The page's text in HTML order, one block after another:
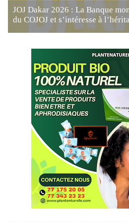
JOJ Dakar 2026 : La Banque
du COJOJ et s’intéresse à